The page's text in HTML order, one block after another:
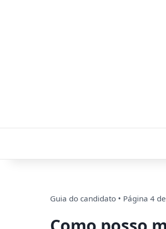
Guia do candidato • Página 4